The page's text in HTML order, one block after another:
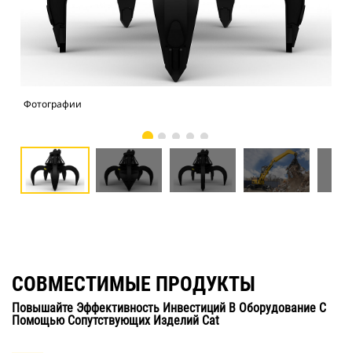
Фотографии
СОВМЕСТИМЫЕ ПРОДУКТЫ
Повышайте Эффективность Инвестиций В Оборудование С
Помощью Сопутствующих Изделий Cat